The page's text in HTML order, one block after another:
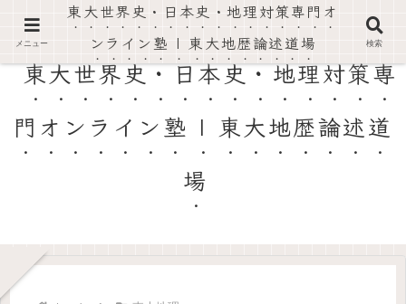
東大世界史・日本史・地理の過去問を徹底解説。論述対策と高得点がとれる勉強法を伝授。
東大世界史・日本史・地理対策専
門オンライン塾 | 東大地歴論述道
場
メニュー
東大世界史・日本史・地理対策専門オ
ンライン塾 | 東大地歴論述道場
検索